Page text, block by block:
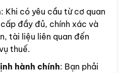
: Khi có yêu cầu từ cơ quan
đầy đủ, chính xác và
tài liệu liên quan đến
thuế.
hành chính: Bạn phải